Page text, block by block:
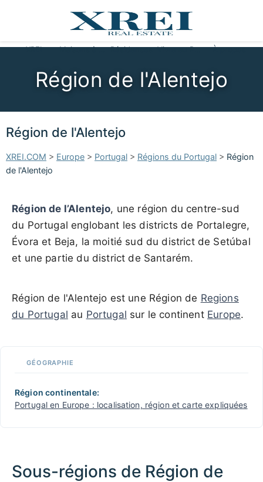
XREI Maisons à vendre Résidences Vivre au Portugal À propos
Région de l'Alentejo
Région de l'Alentejo
XREI.COM > Europe > Portugal > Régions du Portugal > Région
de l'Alentejo
Région de l’Alentejo, une région du centre-sud
du Portugal englobant les districts de Portalegre,
Évora et Beja, la moitié sud du district de Setúbal
et une partie du district de Santarém.
Région de l'Alentejo est une Région de Regions
du Portugal au Portugal sur le continent Europe.
GÉOGRAPHIE
Région continentale:
Portugal en Europe : localisation, région et carte expliquées
Sous-régions de Région de